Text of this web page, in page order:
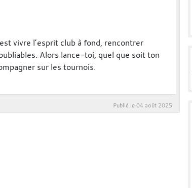
vivre l’esprit club à fond, rencontrer
Alors lance-toi, quel que soit ton
sur les tournois.
Publié le04 août 2025